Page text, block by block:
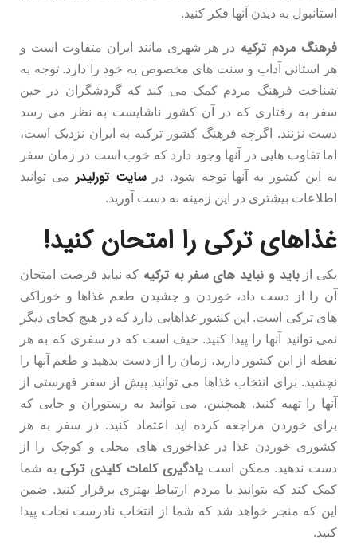
استانبول به دیدن آنها فکر کنید.
فرهنگ مردم ترکیه در هر شهری مانند ایران متفاوت است و
هر استانی آداب و سنت های مخصوص به خود را دارد. توجه به
شناخت فرهنگ مردم کمک می کند که گردشگران در حین
سفر به رفتاری که در آن کشور ناشایست به نظر می رسد
دست نزنند. اگرچه فرهنگ کشور ترکیه به ایران نزدیک است،
اما تفاوت هایی در آنها وجود دارد که خوب است در زمان سفر
به این کشور به آنها توجه شود. در سایت تورلیدر می توانید
اطلاعات بیشتری در این زمینه به دست آورید.
غذاهای ترکی را امتحان کنید!
یکی ازباید و نباید های سفر به ترکیه که نباید فرصت امتحان
آن را از دست داد، خوردن و چشیدن طعم غذاها و خوراکی
های ترکی است. این کشور غذاهایی دارد که در هیچ کجای دیگر
نمی توانید آنها را پیدا کنید. حیف است که در سفری که به هر
نقطه از این کشور دارید، زمان را از دست بدهید و طعم آنها را
نچشید. برای انتخاب غذاها می توانید پیش از سفر فهرستی از
آنها را تهیه کنید. همچنین، می توانید به رستوران و جایی که
برای خوردن مراجعه کرده اید اعتماد کنید. در سفر به هر
کشوری خوردن غذا در غذاخوری های محلی و کوچک را از
دست ندهید. ممکن است یادگیری کلمات کلیدی ترکی به شما
کمک کند که بتوانید با مردم ارتباط بهتری برقرار کنید. ضمن
این که منجر خواهد شد که شما از انتخاب نادرست نجات پیدا
کنید.